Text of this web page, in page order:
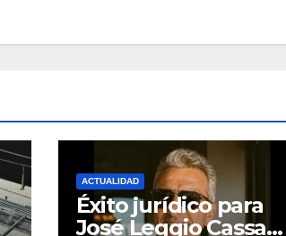
ACTUALIDAD
Éxito jurídico para
José Leggio Cassara